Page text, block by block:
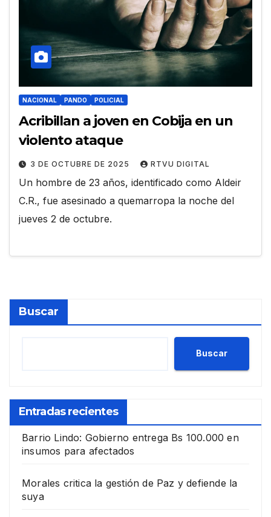
NACIONAL PANDO POLICIAL
Acribillan a joven en Cobija en un
violento ataque
3 DE OCTUBRE DE 2025 RTVU DIGITAL
Un hombre de 23 años, identificado como Aldeir
C.R., fue asesinado a quemarropa la noche del
jueves 2 de octubre.
Buscar
Buscar
Entradas recientes
Barrio Lindo: Gobierno entrega Bs 100.000 en
insumos para afectados
Morales critica la gestión de Paz y defiende la
suya